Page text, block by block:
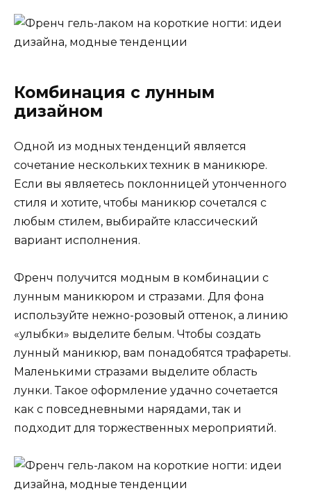
Комбинация с лунным
дизайном
Одной из модных тенденций является
сочетание нескольких техник в маникюре.
Если вы являетесь поклонницей утонченного
стиля и хотите, чтобы маникюр сочетался с
любым стилем, выбирайте классический
вариант исполнения.
Френч получится модным в комбинации с
лунным маникюром и стразами. Для фона
используйте нежно-розовый оттенок, а линию
«улыбки» выделите белым. Чтобы создать
лунный маникюр, вам понадобятся трафареты.
Маленькими стразами выделите область
лунки. Такое оформление удачно сочетается
как с повседневными нарядами, так и
подходит для торжественных мероприятий.